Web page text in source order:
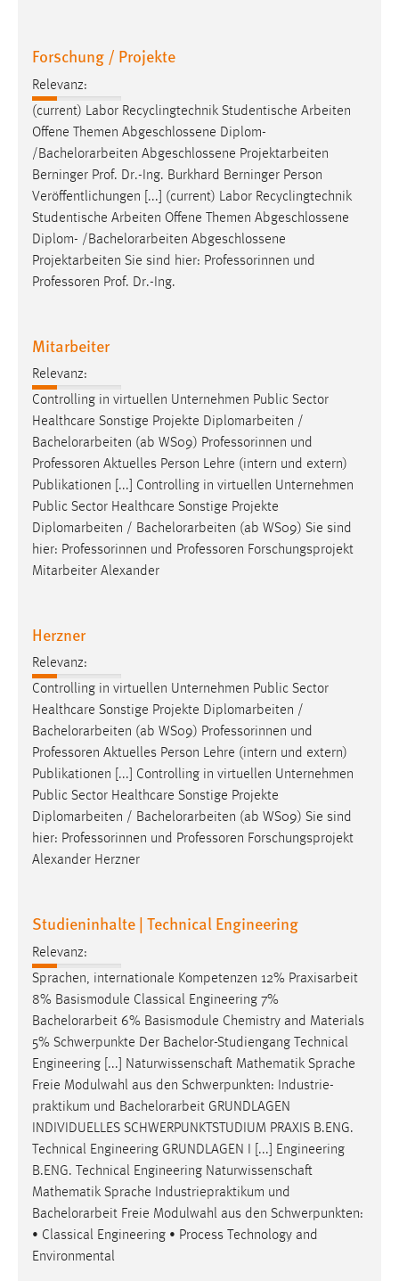
Forschung / Projekte
Relevanz:
(current) Labor Recyclingtechnik Studentische Arbeiten
Offene Themen Abgeschlossene Diplom-
/ Bachelorarbeiten Abgeschlossene Projektarbeiten
Berninger Prof. Dr.-Ing. Burkhard Berninger Person
Veröffentlichungen [...] (current) Labor Recyclingtechnik
Studentische Arbeiten Offene Themen Abgeschlossene
Diplom- / Bachelorarbeiten Abgeschlossene
Projektarbeiten Sie sind hier: Professorinnen und
Professoren Prof. Dr.-Ing.
Mitarbeiter
Relevanz:
Controlling in virtuellen Unternehmen Public Sector
Healthcare Sonstige Projekte Diplomarbeiten /
Bachelorarbeiten (ab WS09) Professorinnen und
Professoren Aktuelles Person Lehre (intern und extern)
Publikationen [...] Controlling in virtuellen Unternehmen
Public Sector Healthcare Sonstige Projekte
Diplomarbeiten / Bachelorarbeiten (ab WS09) Sie sind
hier: Professorinnen und Professoren Forschungsprojekt
Mitarbeiter Alexander
Herzner
Relevanz:
Controlling in virtuellen Unternehmen Public Sector
Healthcare Sonstige Projekte Diplomarbeiten /
Bachelorarbeiten (ab WS09) Professorinnen und
Professoren Aktuelles Person Lehre (intern und extern)
Publikationen [...] Controlling in virtuellen Unternehmen
Public Sector Healthcare Sonstige Projekte
Diplomarbeiten / Bachelorarbeiten (ab WS09) Sie sind
hier: Professorinnen und Professoren Forschungsprojekt
Alexander Herzner
Studieninhalte | Technical Engineering
Relevanz:
Sprachen, internationale Kompetenzen 12% Praxisarbeit
8% Basismodule Classical Engineering 7%
Bachelorarbeit 6% Basismodule Chemistry and Materials
5% Schwerpunkte Der Bachelor-Studiengang Technical
Engineering [...] Naturwissenschaft Mathematik Sprache
Freie Modulwahl aus den Schwerpunkten: Industrie-
praktikum und Bachelorarbeit GRUNDLAGEN
INDIVIDUELLES SCHWERPUNKTSTUDIUM PRAXIS B.ENG.
Technical Engineering GRUNDLAGEN I [...] Engineering
B.ENG. Technical Engineering Naturwissenschaft
Mathematik Sprache Industriepraktikum und
Bachelorarbeit Freie Modulwahl aus den Schwerpunkten:
• Classical Engineering • Process Technology and
Environmental
Plattformen anzeigen zu können, werden von diesen
YouTube
Vimeo